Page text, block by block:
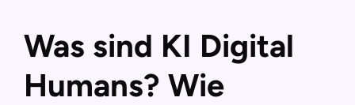
Was sind KI Digital
Humans? Wie